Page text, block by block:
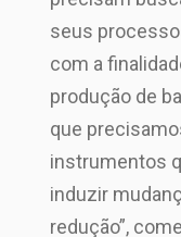
seus
com a
produção de
que
instrumentos
induzir
redução”,